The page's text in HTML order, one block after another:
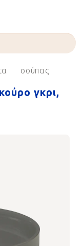
σούπας
γκρι,